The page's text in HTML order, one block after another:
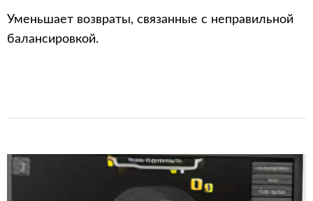
Уменьшает возвраты, связанные с неправильной
балансировкой.